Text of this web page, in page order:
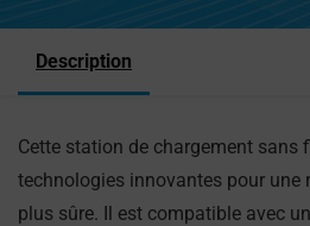
Description
Cette station de chargement sans
technologies innovantes pour une
plus sûre. Il est compatible avec